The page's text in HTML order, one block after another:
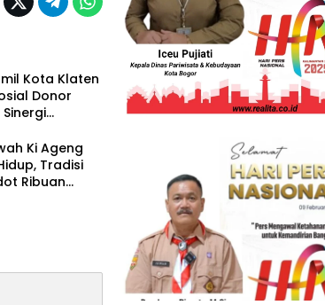
Kota Klaten
Donor
Ki Ageng
Tradisi
Ribuan